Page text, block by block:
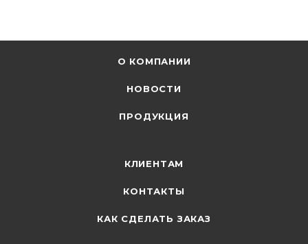
О КОМПАНИИ
НОВОСТИ
ПРОДУКЦИЯ
КЛИЕНТАМ
КОНТАКТЫ
КАК СДЕЛАТЬ ЗАКАЗ